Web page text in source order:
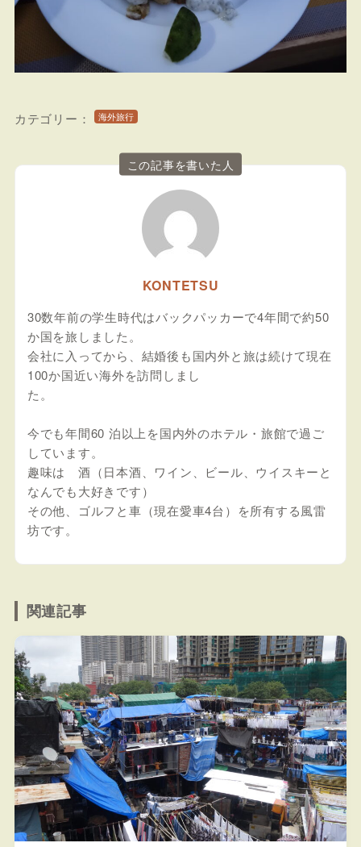
カテゴリー： 海外旅行
この記事を書いた人
KONTETSU
30数年前の学生時代はバックパッカーで4年間で約50
か国を旅しました。
会社に入ってから、結婚後も国内外と旅は続けて現在
100か国近い海外を訪問しまし
た。
今でも年間60 泊以上を国内外のホテル・旅館で過ご
しています。
趣味は 酒（日本酒、ワイン、ビール、ウイスキーと
なんでも大好きです）
その他、ゴルフと車（現在愛車4台）を所有する風雷
坊です。
関連記事